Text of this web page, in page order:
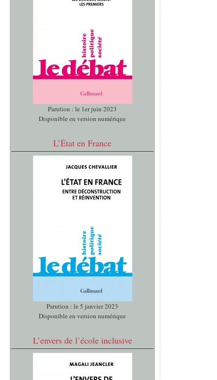
Parution : le 1er juin 2023
Disponible en version numérique
L’État en France
Parution : le 5 janvier 2023
Disponible en version numérique
L’envers de l’école inclusive